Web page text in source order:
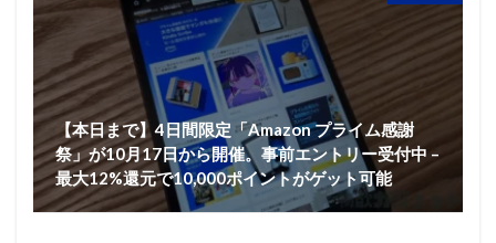
【本日まで】4日間限定「Amazon プライム感謝
祭」が10月17日から開催。事前エントリー受付中 –
最大12%還元で10,000ポイントがゲット可能